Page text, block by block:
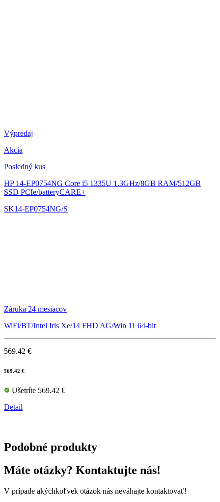
Výpredaj
Akcia
Posledný kus
HP 14-EP0754NG Core i5 1335U 1.3GHz/8GB RAM/512GB
SSD PCIe/batteryCARE+
SK14-EP0754NG/S
Záruka 24 mesiacov
WiFi/BT/Intel Iris Xe/14 FHD AG/Win 11 64-bit
569.42 €
569.42 €
Ušetríte 569.42 €
Detail
Podobné produkty
Máte otázky? Kontaktujte nás!
V prípade akýchkoľvek otázok nás neváhajte kontaktovať!